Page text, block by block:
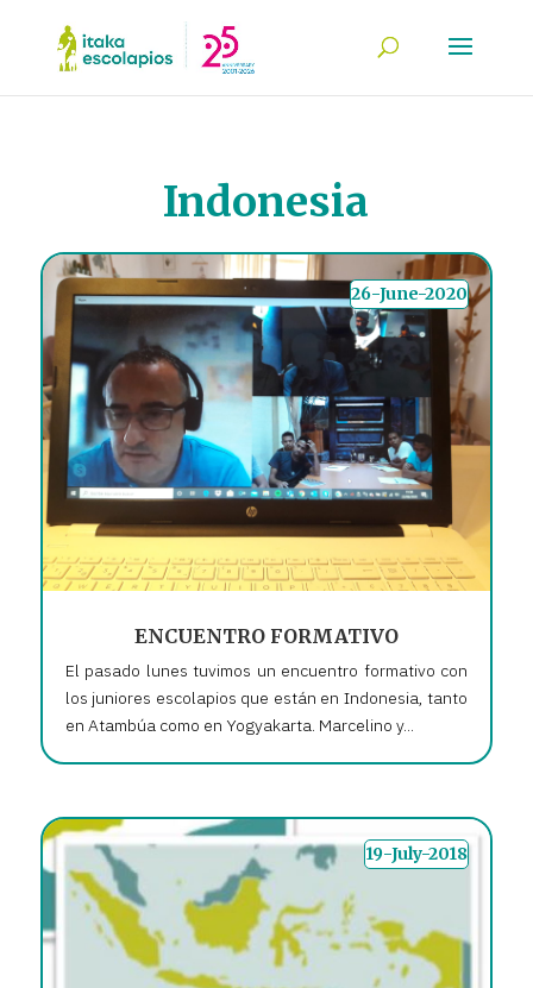
Indonesia
ENCUENTRO FORMATIVO
26-June-2020
El pasado lunes tuvimos un encuentro formativo con
los juniores escolapios que están en Indonesia, tanto
en Atambúa como en Yogyakarta. Marcelino y...
19-July-2018